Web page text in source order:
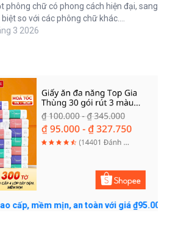
phông chữ có phong cách hiện đại, sang
so với các phông chữ khác.
3 2026
mịn, an toàn với giá ₫95.000 -